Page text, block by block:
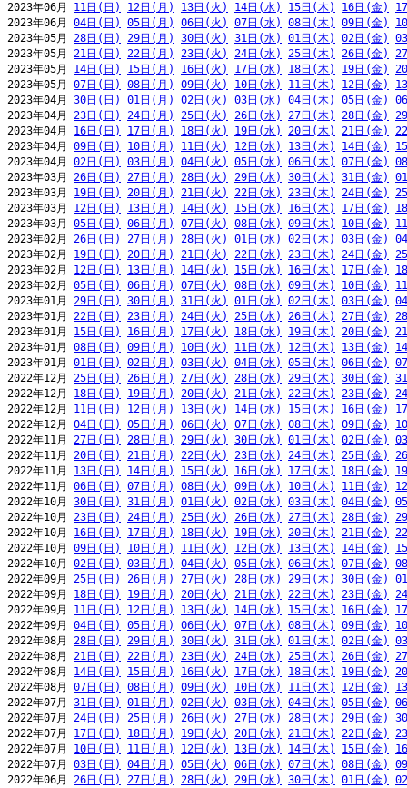
2023年06月 11日(日) 12日(月) 13日(火) 14日(水) 15日(木) 16日(金)
2023年06月 04日(日) 05日(月) 06日(火) 07日(水) 08日(木) 09日(金)
2023年05月 28日(日) 29日(月) 30日(火) 31日(水) 01日(木) 02日(金)
2023年05月 21日(日) 22日(月) 23日(火) 24日(水) 25日(木) 26日(金)
2023年05月 14日(日) 15日(月) 16日(火) 17日(水) 18日(木) 19日(金)
2023年05月 07日(日) 08日(月) 09日(火) 10日(水) 11日(木) 12日(金)
2023年04月 30日(日) 01日(月) 02日(火) 03日(水) 04日(木) 05日(金)
2023年04月 23日(日) 24日(月) 25日(火) 26日(水) 27日(木) 28日(金)
2023年04月 16日(日) 17日(月) 18日(火) 19日(水) 20日(木) 21日(金)
2023年04月 09日(日) 10日(月) 11日(火) 12日(水) 13日(木) 14日(金)
2023年04月 02日(日) 03日(月) 04日(火) 05日(水) 06日(木) 07日(金)
2023年03月 26日(日) 27日(月) 28日(火) 29日(水) 30日(木) 31日(金)
2023年03月 19日(日) 20日(月) 21日(火) 22日(水) 23日(木) 24日(金)
2023年03月 12日(日) 13日(月) 14日(火) 15日(水) 16日(木) 17日(金)
2023年03月 05日(日) 06日(月) 07日(火) 08日(水) 09日(木) 10日(金)
2023年02月 26日(日) 27日(月) 28日(火) 01日(水) 02日(木) 03日(金)
2023年02月 19日(日) 20日(月) 21日(火) 22日(水) 23日(木) 24日(金)
2023年02月 12日(日) 13日(月) 14日(火) 15日(水) 16日(木) 17日(金)
2023年02月 05日(日) 06日(月) 07日(火) 08日(水) 09日(木) 10日(金)
2023年01月 29日(日) 30日(月) 31日(火) 01日(水) 02日(木) 03日(金)
2023年01月 22日(日) 23日(月) 24日(火) 25日(水) 26日(木) 27日(金)
2023年01月 15日(日) 16日(月) 17日(火) 18日(水) 19日(木) 20日(金)
2023年01月 08日(日) 09日(月) 10日(火) 11日(水) 12日(木) 13日(金)
2023年01月 01日(日) 02日(月) 03日(火) 04日(水) 05日(木) 06日(金)
2022年12月 25日(日) 26日(月) 27日(火) 28日(水) 29日(木) 30日(金)
2022年12月 18日(日) 19日(月) 20日(火) 21日(水) 22日(木) 23日(金)
2022年12月 11日(日) 12日(月) 13日(火) 14日(水) 15日(木) 16日(金)
2022年12月 04日(日) 05日(月) 06日(火) 07日(水) 08日(木) 09日(金)
2022年11月 27日(日) 28日(月) 29日(火) 30日(水) 01日(木) 02日(金)
2022年11月 20日(日) 21日(月) 22日(火) 23日(水) 24日(木) 25日(金)
2022年11月 13日(日) 14日(月) 15日(火) 16日(水) 17日(木) 18日(金)
2022年11月 06日(日) 07日(月) 08日(火) 09日(水) 10日(木) 11日(金)
2022年10月 30日(日) 31日(月) 01日(火) 02日(水) 03日(木) 04日(金)
2022年10月 23日(日) 24日(月) 25日(火) 26日(水) 27日(木) 28日(金)
2022年10月 16日(日) 17日(月) 18日(火) 19日(水) 20日(木) 21日(金)
2022年10月 09日(日) 10日(月) 11日(火) 12日(水) 13日(木) 14日(金)
2022年10月 02日(日) 03日(月) 04日(火) 05日(水) 06日(木) 07日(金)
2022年09月 25日(日) 26日(月) 27日(火) 28日(水) 29日(木) 30日(金)
2022年09月 18日(日) 19日(月) 20日(火) 21日(水) 22日(木) 23日(金)
2022年09月 11日(日) 12日(月) 13日(火) 14日(水) 15日(木) 16日(金)
2022年09月 04日(日) 05日(月) 06日(火) 07日(水) 08日(木) 09日(金)
2022年08月 28日(日) 29日(月) 30日(火) 31日(水) 01日(木) 02日(金)
2022年08月 21日(日) 22日(月) 23日(火) 24日(水) 25日(木) 26日(金)
2022年08月 14日(日) 15日(月) 16日(火) 17日(水) 18日(木) 19日(金)
2022年08月 07日(日) 08日(月) 09日(火) 10日(水) 11日(木) 12日(金)
2022年07月 31日(日) 01日(月) 02日(火) 03日(水) 04日(木) 05日(金)
2022年07月 24日(日) 25日(月) 26日(火) 27日(水) 28日(木) 29日(金)
2022年07月 17日(日) 18日(月) 19日(火) 20日(水) 21日(木) 22日(金)
2022年07月 10日(日) 11日(月) 12日(火) 13日(水) 14日(木) 15日(金)
2022年07月 03日(日) 04日(月) 05日(火) 06日(水) 07日(木) 08日(金)
2022年06月 26日(日) 27日(月) 28日(火) 29日(水) 30日(木) 01日(金)